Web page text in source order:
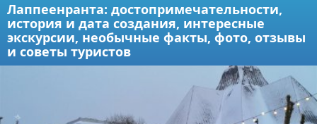
Лаппеенранта: достопримечательности,
история и дата создания, интересные
экскурсии, необычные факты, фото, отзывы
и советы туристов